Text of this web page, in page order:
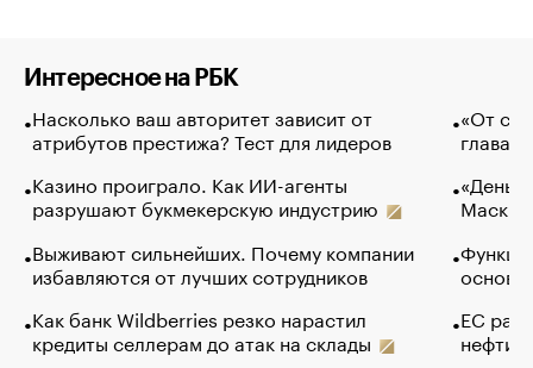
Интересное на РБК
Насколько ваш авторитет зависит от
атрибутов престижа? Тест для лидеров
Казино проиграло. Как ИИ-агенты
разрушают букмекерскую индустрию
Выживают сильнейших. Почему компании
избавляются от лучших сотрудников
Как банк Wildberries резко нарастил
кредиты селлерам до атак на склады
«От
глава
Маск в
основ
ЕС
нефти